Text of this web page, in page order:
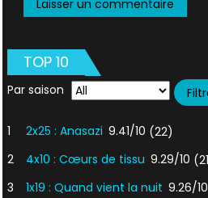
TOP 10
Par saison
1 2x25 : Anasazi 9.41/10 (22)
2
4x10 : Cœurs de tissu 9.29/10
3
1x19 : Quand vient la nuit 9.26/10